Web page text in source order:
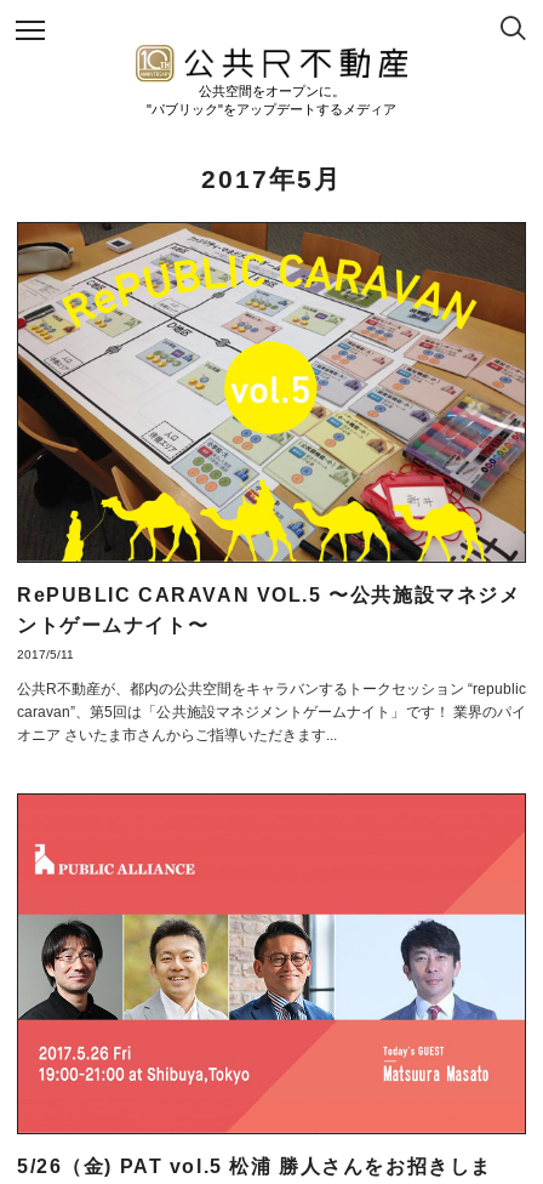
公共空間をオープンに。
"パブリック"をアップデートするメディア
2017年5月
RePUBLIC CARAVAN VOL.5 〜公共施設マネジメ
ントゲームナイト〜
2017/5/11
公共R不動産が、都内の公共空間をキャラバンするトークセッション “republic
caravan”、第5回は「公共施設マネジメントゲームナイト」です！ 業界のパイ
オニア さいたま市さんからご指導いただきます...
5/26（金) PAT vol.5 松浦 勝人さんをお招きしま